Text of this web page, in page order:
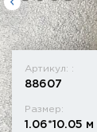
Артикул: :
88607
Размер:
1.06*10.05 м